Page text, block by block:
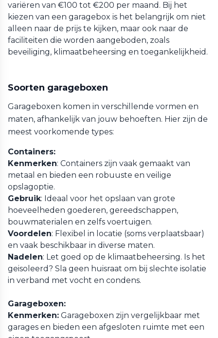
variëren van €100 tot €200 per maand. Bij het
kiezen van een garagebox is het belangrijk om niet
alleen naar de prijs te kijken, maar ook naar de
faciliteiten die worden aangeboden, zoals
beveiliging, klimaatbeheersing en toegankelijkheid.
Soorten garageboxen
Garageboxen komen in verschillende vormen en
maten, afhankelijk van jouw behoeften. Hier zijn de
meest voorkomende types:
Containers:
Kenmerken: Containers zijn vaak gemaakt van
metaal en bieden een robuuste en veilige
opslagoptie.
Gebruik: Ideaal voor het opslaan van grote
hoeveelheden goederen, gereedschappen,
bouwmaterialen en zelfs voertuigen.
Voordelen: Flexibel in locatie (soms verplaatsbaar)
en vaak beschikbaar in diverse maten.
Nadelen: Let goed op de klimaatbeheersing. Is het
geisoleerd? Sla geen huisraat om bij slechte isolatie
in verband met vocht en condens.
Garageboxen:
Kenmerken: Garageboxen zijn vergelijkbaar met
garages en bieden een afgesloten ruimte met een